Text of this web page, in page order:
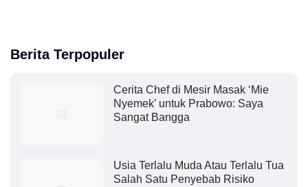
Berita Terpopuler
Cerita Chef di Mesir Masak ‘Mie
Nyemek’ untuk Prabowo: Saya
Sangat Bangga
Usia Terlalu Muda Atau Terlalu Tua
Salah Satu Penyebab Risiko